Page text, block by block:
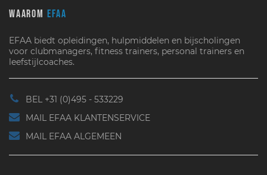
WAAROM EFAA
EFAA biedt opleidingen, hulpmiddelen en bijscholingen
voor clubmanagers, fitness trainers, personal trainers en
leefstijlcoaches.
BEL +31 (0)495 - 533229
MAIL EFAA KLANTENSERVICE
MAIL EFAA ALGEMEEN